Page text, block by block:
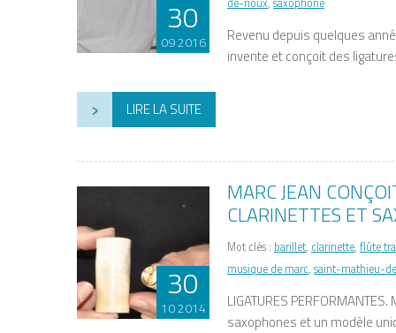
30
09 2016
Revenu depuis quelques
invente et conçoit des
› LIRE LA SUITE
30
10 2014
MARC JEAN
CLARINETTES ET
Mot clés : barillet, clarinette, flûte
musique de marc, saint-mathieu-
LIGATURES
saxophones et un modèle